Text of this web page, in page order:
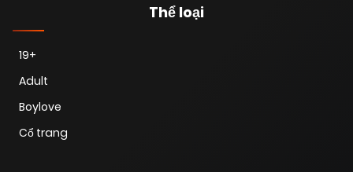
Thể loại
19+
Adult
Boylove
Cổ trang